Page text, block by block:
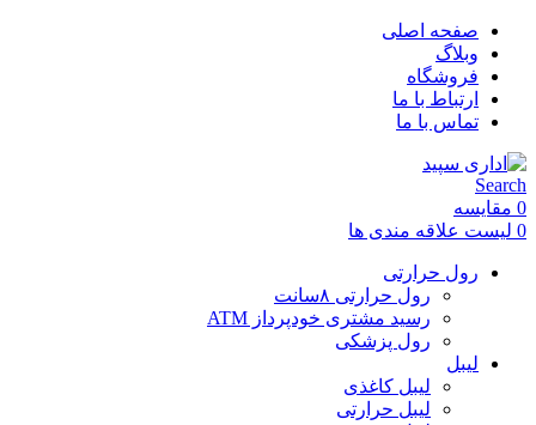
صفحه اصلی
وبلاگ
فروشگاه
ارتباط با ما
تماس با ما
Search
0 مقایسه
0 لیست علاقه مندی ها
رول حرارتی
رول حرارتی ۸سانت
رسید مشتری خودپرداز ATM
رول پزشکی
لیبل
لیبل کاغذی
لیبل حرارتی